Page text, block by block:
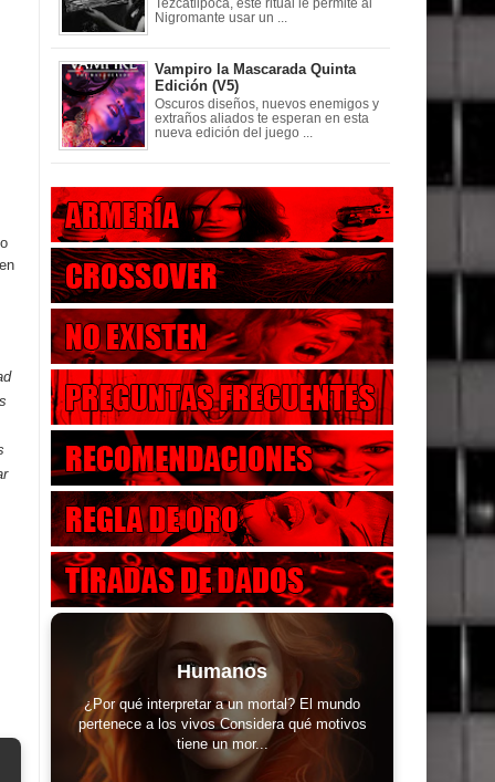
Tezcatlipoca, este ritual le permite al
Nigromante usar un ...
Vampiro la Mascarada Quinta
Edición (V5)
Oscuros diseños, nuevos enemigos y
extraños aliados te esperan en esta
nueva edición del juego ...
Humanos
¿Por qué interpretar a un mortal? El mundo
pertenece a los vivos Considera qué motivos
tiene un mor...